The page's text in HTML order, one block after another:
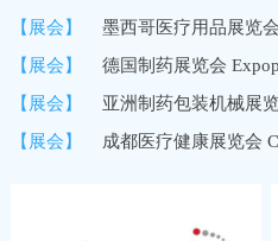
【展会】
墨西哥医疗用品展览
【展会】
德国制药展览会
【展会】
亚洲制药包装机械展
【展会】
成都医疗健康展览会